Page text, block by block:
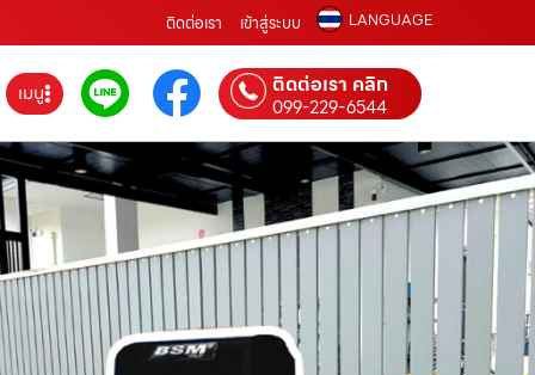
ติดต่อเรา เข้าสู่ระบบ LANGUAGE
เมนู ติดต่อเรา คลิก
099-229-6544